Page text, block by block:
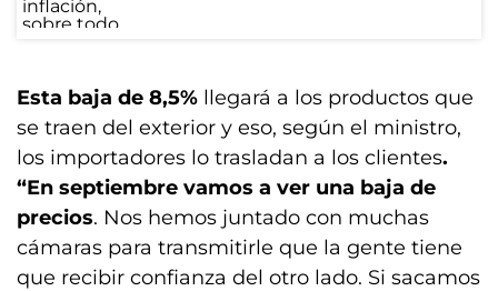
Esta baja de 8,5% llegará a los productos que
se traen del exterior y eso, según el ministro,
los importadores lo trasladan a los clientes.
“En septiembre vamos a ver una baja de
precios. Nos hemos juntado con muchas
cámaras para transmitirle que la gente tiene
que recibir confianza del otro lado. Si sacamos